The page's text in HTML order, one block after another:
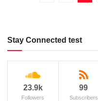
Stay Connected test
23.9k
Followers
99
Subscribers